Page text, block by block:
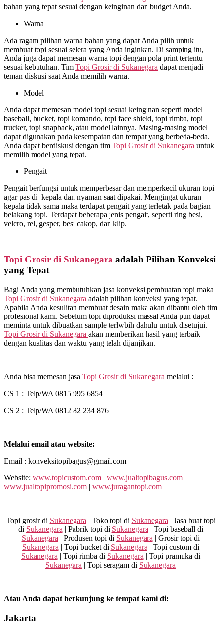
bahan yang tepat sesuai dengan keinginan dan budget Anda.
Warna
Ada ragam pilihan warna bahan yang dapat Anda pilih untuk
membuat topi sesuai selera yang Anda inginkan. Di samping itu,
Anda juga dapat memesan warna topi dengan pola print tertentu
sesuai kebutuhan. Tim Topi Grosir di Sukanegara dapat menjadi
teman diskusi saat Anda memilih warna.
Model
Anda dapat memesan model topi sesuai keinginan seperti model
baseball, bucket, topi komando, topi face shield, topi rimba, topi
trucker, topi snapback, atau model lainnya. Masing-masing model
dapat digunakan pada kesempatan dan tempat yang berbeda-beda.
Anda dapat berdiskusi dengan tim Topi Grosir di Sukanegara untuk
memilih model yang tepat.
Pengait
Pengait berfungsi untuk memperbesar dan memperkecil ukuran topi
agar pas di kepala dan nyaman saat dipakai. Mengingat ukuran
kepala tidak sama maka terdapat pengait yang terletak pada bagian
belakang topi. Terdapat beberapa jenis pengait, seperti ring besi,
velcro, rel, gesper, besi cakop, dan klip.
Topi Grosir di Sukanegara adalah Pilihan Konveksi
yang Tepat
Bagi Anda yang membutuhkan jasa konveksi pembuatan topi maka
Topi Grosir di Sukanegara adalah pilihan konveksi yang tepat.
Apabila Anda kesulitan membuat desain maka akan dibantu oleh tim
profesional kami. Sebelum topi diproduksi massal Anda pun dapat
meminta untuk dibuatkan sample terlwbih dahulu untuk disetujui.
Topi Grosir di Sukanegara akan memberikan hasil yang terbaik
dengan kualitas dan waktu yang telah dijanjikan.
Anda bisa memesan jasa Topi Grosir di Sukanegara melalui :
CS 1 : Telp/WA 0815 995 6854
CS 2 : Telp/WA 0812 82 234 876
Melalui email atau website:
Email : konveksitopibagus@gmail.com
Website: www.topicustom.com | www.jualtopibagus.com |
www.jualtopipromosi.com | www.juragantopi.com
Topi grosir di Sukanegara | Toko topi di Sukanegara | Jasa buat topi
di Sukanegara | Pabrik topi di Sukanegara | Topi baseball di
Sukanegara | Produsen topi di Sukanegara | Grosir topi di
Sukanegara | Topi bucket di Sukanegara | Topi custom di
Sukanegara | Topi rimba di Sukanegara | Topi pramuka di
Sukanegara | Topi seragam di Sukanegara
Atau Anda dapat berkunjung ke tempat kami di:
Jakarta